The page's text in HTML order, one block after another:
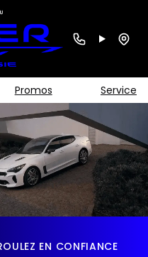
Promos Service
EN CONFIANCE